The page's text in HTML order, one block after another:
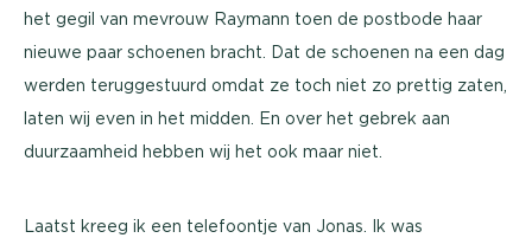
het gegil van mevrouw Raymann toen de postbode haar
nieuwe paar schoenen bracht. Dat de schoenen na een dag
werden teruggestuurd omdat ze toch niet zo prettig zaten,
laten wij even in het midden. En over het gebrek aan
duurzaamheid hebben wij het ook maar niet.
Laatst kreeg ik een telefoontje van Jonas. Ik was